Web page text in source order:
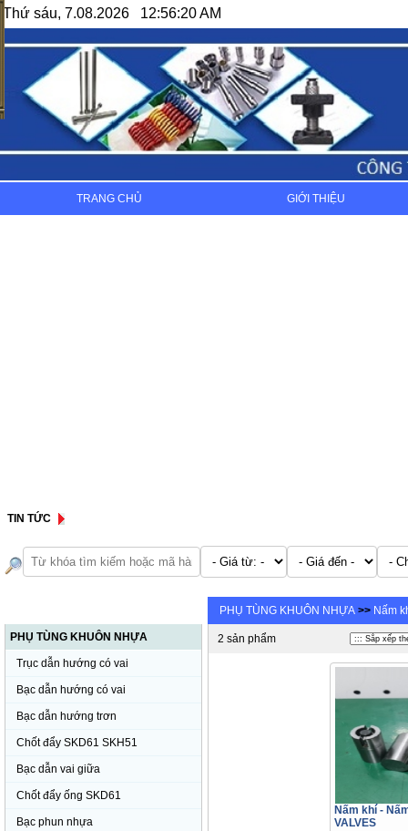
Thứ sáu, 7.08.2026 12:56:20 AM
TRANG CHỦ GIỚI THIỆU
TIN TỨC
PHỤ TÙNG KHUÔN NHỰA
Trục dẫn hướng có vai
Bạc dẫn hướng có vai
Bạc dẫn hướng trơn
Chốt đẩy SKD61 SKH51
Bạc dẫn vai giữa
Chốt đẩy ống SKD61
Bạc phun nhựa
PHỤ TÙNG KHUÔN NHỰA >> Nấm
2 sản phẩm
Nấm khí -
VALVES